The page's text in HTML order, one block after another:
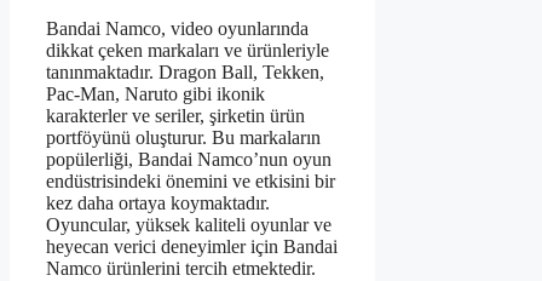
Bandai Namco, video oyunlarında
dikkat çeken markaları ve ürünleriyle
tanınmaktadır. Dragon Ball, Tekken,
Pac-Man, Naruto gibi ikonik
karakterler ve seriler, şirketin ürün
portföyünü oluşturur. Bu markaların
popülerliği, Bandai Namco’nun oyun
endüstrisindeki önemini ve etkisini bir
kez daha ortaya koymaktadır.
Oyuncular, yüksek kaliteli oyunlar ve
heyecan verici deneyimler için Bandai
Namco ürünlerini tercih etmektedir.